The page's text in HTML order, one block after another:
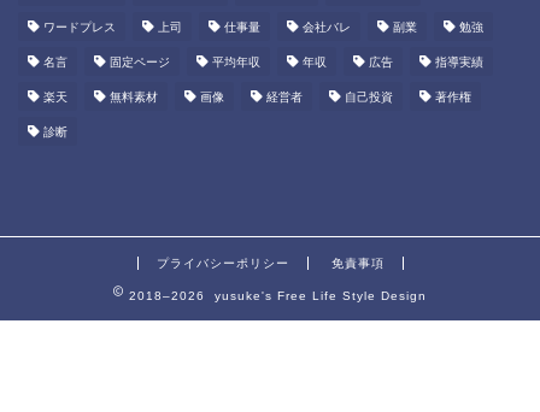
ワードプレス 上司 仕事量 会社バレ 副業 勉強
名言 固定ページ 平均年収 年収 広告 指導実績
楽天 無料素材 画像 経営者 自己投資 著作権
診断
プライバシーポリシー 免責事項
2018–2026 yusuke's Free Life Style Design